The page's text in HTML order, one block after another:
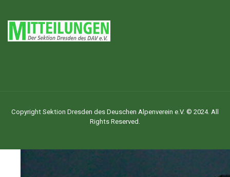
Copyright Sektion Dresden des Deuschen Alpenverein e.V. © 2024. All
Rights Reserved.